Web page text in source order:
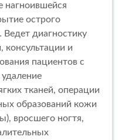
нагноившейся
острого
диагностику
консультации и
пациентов с
тканей, операции
образований кожи
вросшего ногтя,